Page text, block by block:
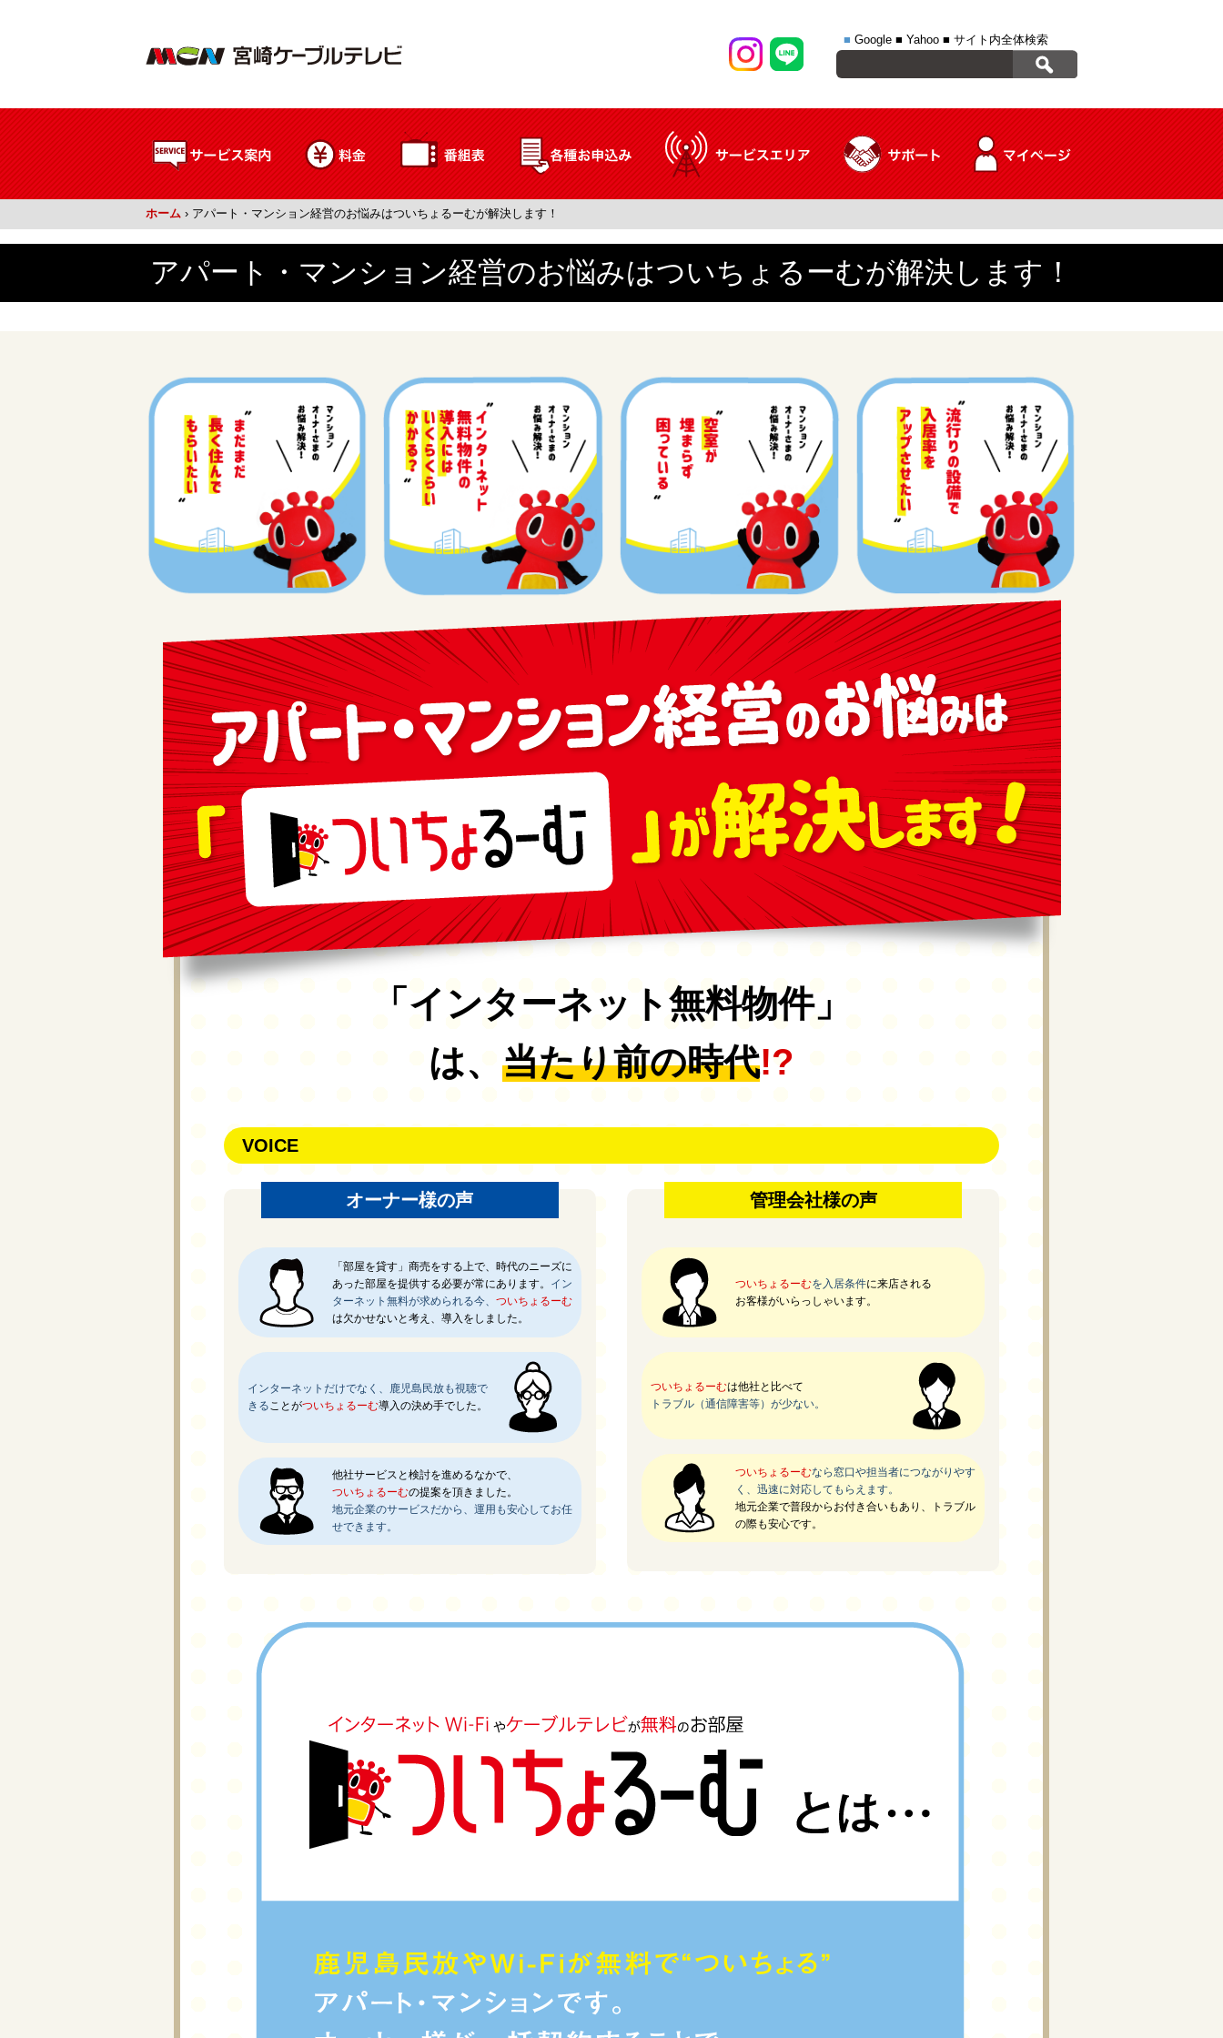
■ Google ■ Yahoo ■ サイト内全体検索
ホーム › アパート・マンション経営のお悩みはついちょるーむが解決します！
アパート・マンション経営のお悩みはついちょるーむが解決します！
「インターネット無料物件」
は、当たり前の時代!?
VOICE
オーナー様の声
「部屋を貸す」商売をする上で、時代のニーズに
あった部屋を提供する必要が常にあります。 イン
ターネット無料が求められる今、 ついちょるーむ
は欠かせないと考え、導入をしました。
インターネットだけでなく、鹿児島民放も視聴で
きることがついちょるーむ導入の決め手でした。
他社サービスと検討を進めるなかで、
ついちょるーむの提案を頂きました。
地元企業のサービスだから、運用も安心してお任
せできます。
管理会社様の声
ついちょるーむを入居条件に来店される
お客様がいらっしゃいます。
ついちょるーむは他社と比べて
トラブル（通信障害等）が少ない。
ついちょるーむなら窓口や担当者につながりやす
く、迅速に対応してもらえます。
地元企業で普段からお付き合いもあり、トラブル
の際も安心です。